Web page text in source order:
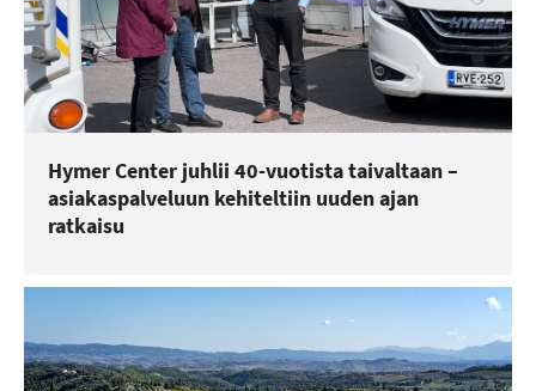
Hymer Center juhlii 40-vuotista taivaltaan –
asiakaspalveluun kehiteltiin uuden ajan
ratkaisu